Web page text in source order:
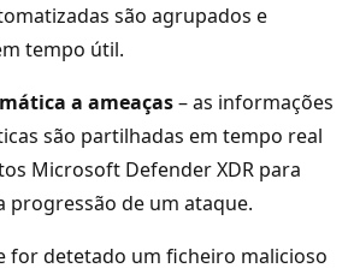
são agrupados e
tempo útil.
a ameaças– as informações
são partilhadas em tempo real
Microsoft Defender XDR para
progressão de um ataque.
for detetado um ficheiro malicioso